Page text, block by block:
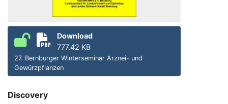
Download
777.42 KB
27. Bernburger Winterseminar Arznei- und
Gewürzpflanzen
Discovery